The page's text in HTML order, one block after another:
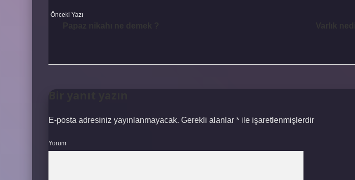
Önceki Yazı
E-posta adresiniz yayınlanmayacak. Gerekli alanlar * ile işaretlenmişlerdir
Yorum